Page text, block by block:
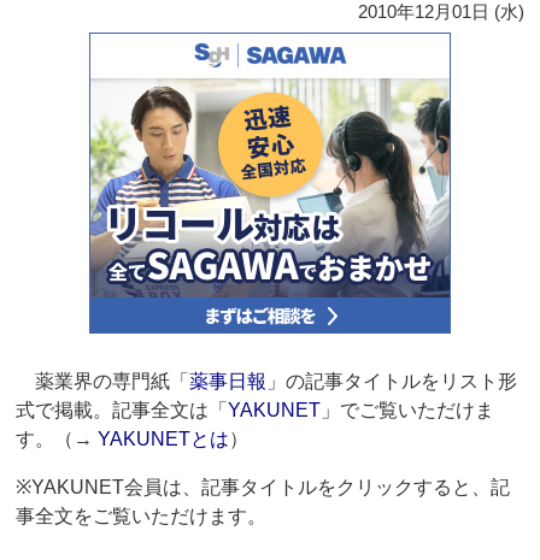
2010年12月01日 (水)
薬業界の専門紙「薬事日報 」の記事タイトルをリスト形
式で掲載。記事全文は「YAKUNET 」でご覧いただけま
す。（→YAKUNETとは）
※YAKUNET会員は、記事タイトルをクリックすると、記
事全文をご覧いただけます。